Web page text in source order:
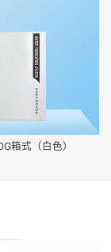
箱式（白色）